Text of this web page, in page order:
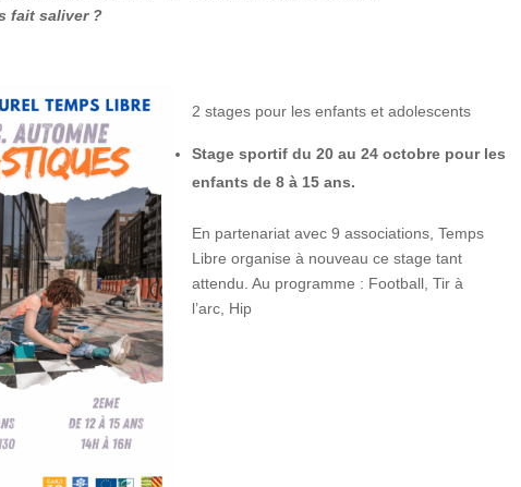
fait saliver ?
2 stages pour les enfants et adolescents
Stage sportif du 20 au 24 octobre pour les
enfants de 8 à 15 ans.
En partenariat avec 9 associations, Temps
Libre organise à nouveau ce stage tant
attendu. Au programme : Football, Tir à
l’arc, Hip